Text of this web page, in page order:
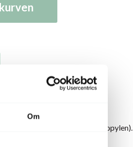
Om
i PP-plast (polypropylen).